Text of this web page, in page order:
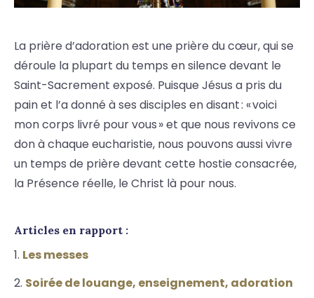
La prière d’adoration est une prière du cœur, qui se
déroule la plupart du temps en silence devant le
Saint-Sacrement exposé. Puisque Jésus a pris du
pain et l’a donné à ses disciples en disant : « voici
mon corps livré pour vous » et que nous revivons ce
don à chaque eucharistie, nous pouvons aussi vivre
un temps de prière devant cette hostie consacrée,
la Présence réelle, le Christ là pour nous.
Articles en rapport :
Les messes
Soirée de louange, enseignement, adoration